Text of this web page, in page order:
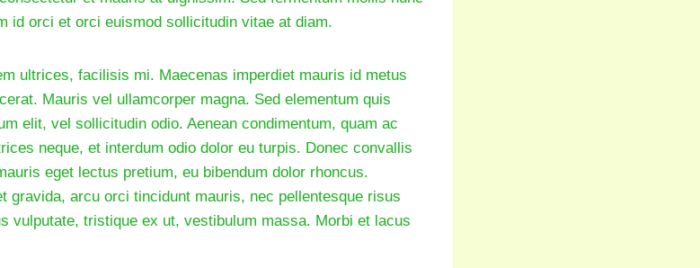
id orci et orci euismod sollicitudin vitae at diam.
ultrices, facilisis mi. Maecenas imperdiet mauris id metus
Mauris vel ullamcorper magna. Sed elementum quis
elit, vel sollicitudin odio. Aenean condimentum, quam ac
neque, et interdum odio dolor eu turpis. Donec convallis
eget lectus pretium, eu bibendum dolor rhoncus.
gravida, arcu orci tincidunt mauris, nec pellentesque risus
vulputate, tristique ex ut, vestibulum massa. Morbi et lacus